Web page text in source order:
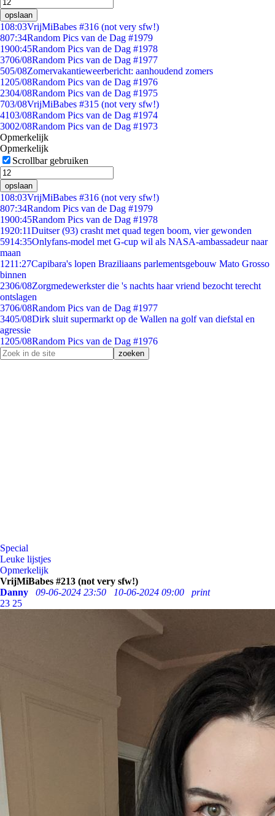
opslaan
108:03VrijMiBabes #316 (not very sfw!)
807:34Random Pics van de Dag #1979
1900:45Random Pics van de Dag #1978
3706/08Random Pics van de Dag #1977
505/08Zomervakantieweerbericht: aanhoudend zomers
1205/08Random Pics van de Dag #1976
2304/08Random Pics van de Dag #1975
703/08VrijMiBabes #315 (not very sfw!)
4103/08Random Pics van de Dag #1974
3002/08Random Pics van de Dag #1973
Opmerkelijk
Opmerkelijk
Scrollbar gebruiken
opslaan
108:03VrijMiBabes #316 (not very sfw!)
807:34Random Pics van de Dag #1979
1900:45Random Pics van de Dag #1978
1920:11Duitser (93) crasht met quad tegen boom, vier gewonden
5914:35Onlyfans-model met G-cup wil als NASA-ambassadeur naar
maan
1211:27Capibara's lopen Braziliaans parlementsgebouw Mato Grosso
binnen
2306/08Zorgmedewerkster die 's nachts haar vriend bezocht terecht
ontslagen
3706/08Random Pics van de Dag #1977
3405/08Dirk sluit supermarkt op de Wallen na golf van diefstal en
agressie
1205/08Random Pics van de Dag #1976
Special
Leuke lijstjes
Opmerkelijk
VrijMiBabes #213 (not very sfw!)
Danny
09-06-2024 23:50 10-06-2024 09:00
print
23 25